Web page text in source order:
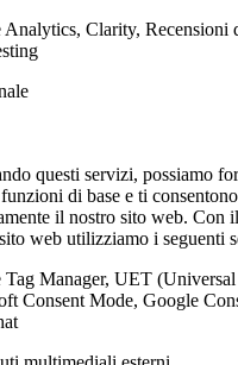
Analytics, Clarity, Recensioni
questi servizi, possiamo
di base e ti
il nostro sito web. Con
web utilizziamo i seguenti
Tag Manager, UET
Consent Mode, Google